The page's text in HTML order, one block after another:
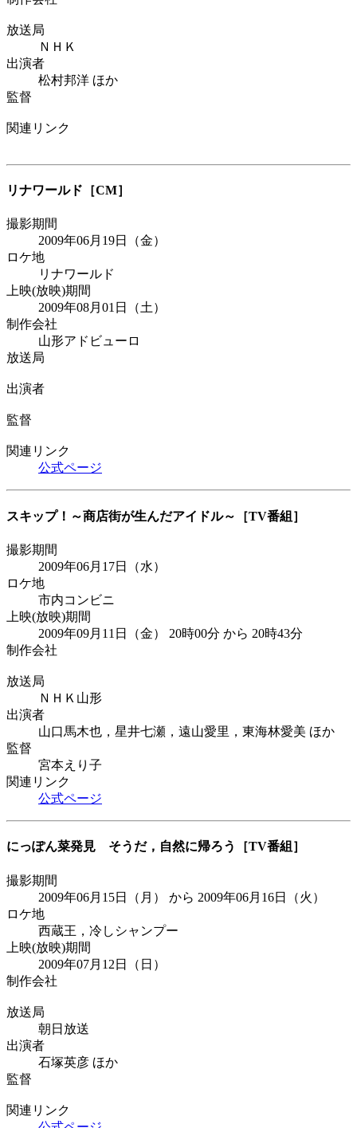
放送局
ＮＨＫ
出演者
松村邦洋 ほか
監督
関連リンク
リナワールド ［CM］
撮影期間
2009年06月19日（金）
ロケ地
リナワールド
上映(放映)期間
2009年08月01日（土）
制作会社
山形アドビューロ
放送局
出演者
監督
関連リンク
公式ページ
スキップ！～商店街が生んだアイドル～ ［TV番組］
撮影期間
2009年06月17日（水）
ロケ地
市内コンビニ
上映(放映)期間
2009年09月11日（金） 20時00分 から 20時43分
制作会社
放送局
ＮＨＫ山形
出演者
山口馬木也，星井七瀬，遠山愛里，東海林愛美 ほか
監督
宮本えり子
関連リンク
公式ページ
にっぽん菜発見 そうだ，自然に帰ろう ［TV番組］
撮影期間
2009年06月15日（月） から 2009年06月16日（火）
ロケ地
西蔵王，冷しシャンプー
上映(放映)期間
2009年07月12日（日）
制作会社
放送局
朝日放送
出演者
石塚英彦 ほか
監督
関連リンク